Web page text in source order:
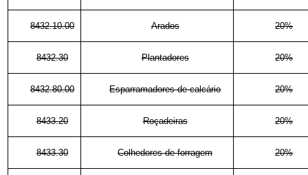
8432.10.00 Arados 20%
8432.30 Plantadores 20%
8432.80.00 Esparramadores de calcário 20%
8433.20 Roçadeiras 20%
8433.30 Colhedores de forragem 20%